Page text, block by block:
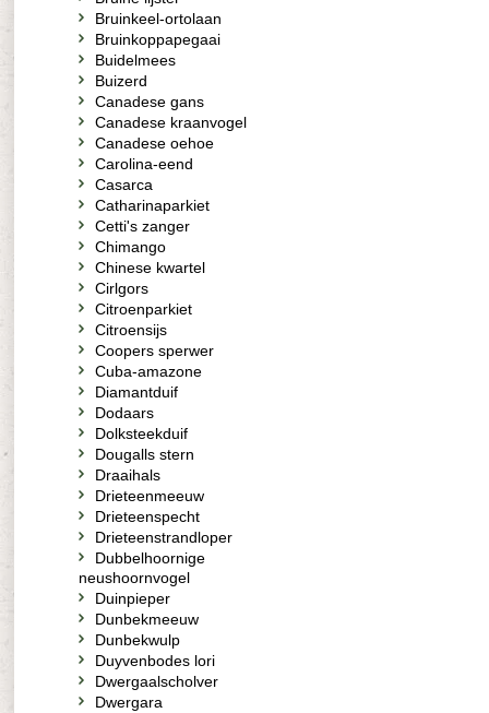
Bruinkeel-ortolaan
Bruinkoppapegaai
Buidelmees
Buizerd
Canadese gans
Canadese kraanvogel
Canadese oehoe
Carolina-eend
Casarca
Catharinaparkiet
Cetti's zanger
Chimango
Chinese kwartel
Cirlgors
Citroenparkiet
Citroensijs
Coopers sperwer
Cuba-amazone
Diamantduif
Dodaars
Dolksteekduif
Dougalls stern
Draaihals
Drieteenmeeuw
Drieteenspecht
Drieteenstrandloper
Dubbelhoornige
neushoornvogel
Duinpieper
Dunbekmeeuw
Dunbekwulp
Duyvenbodes lori
Dwergaalscholver
Dwergara